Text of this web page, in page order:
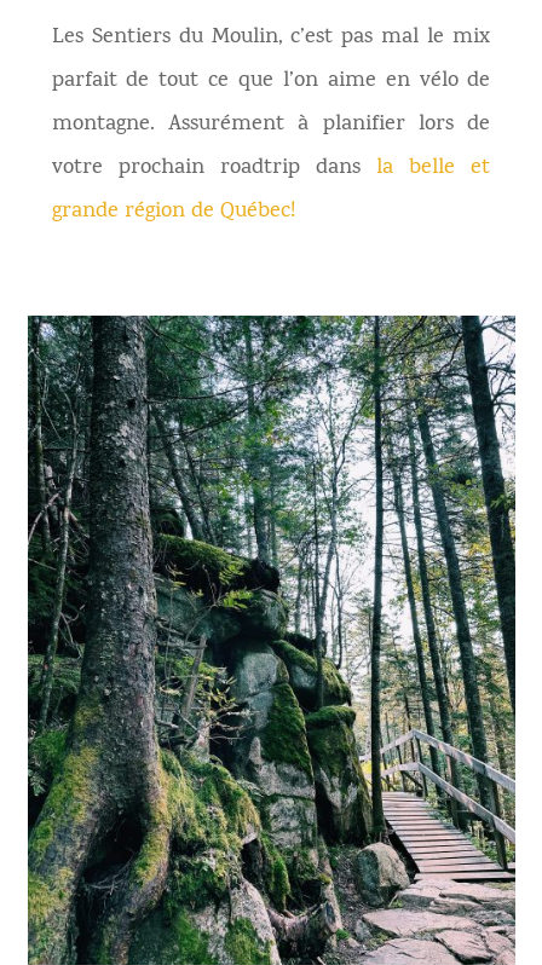
Les Sentiers du Moulin, c’est pas mal le mix
parfait de tout ce que l’on aime en vélo de
montagne. Assurément à planifier lors de
votre prochain roadtrip dansla belle et
grande région de Québec!